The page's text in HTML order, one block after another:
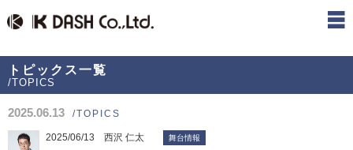
トピックス一覧
/TOPICS
2025.06.13 /TOPICS
2025/06/13 西沢 仁太 舞台情報